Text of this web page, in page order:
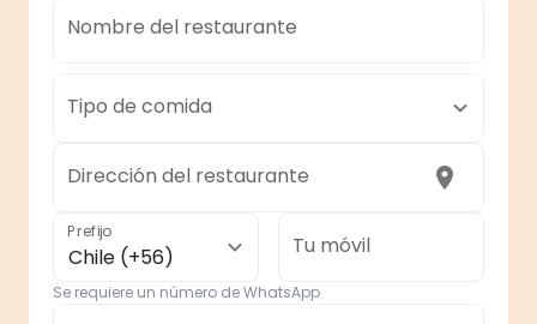
Nombre del restaurante
Tipo de comida
Dirección del restaurante
Prefijo
Chile (+56) Tu móvil
Se requiere un número de WhatsApp